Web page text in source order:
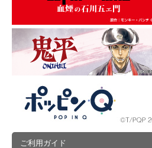
ご利用ガイド